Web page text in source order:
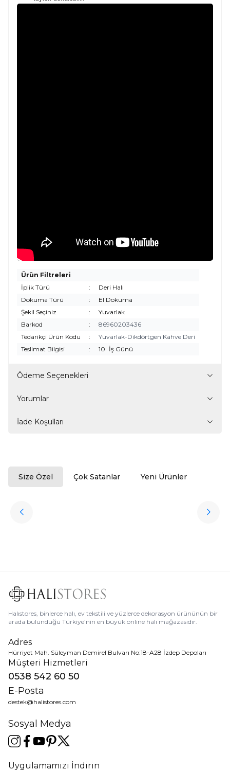
Ürün Filtreleri
İplik Türü
:
Deri Halı
Dokuma Türü
:
El Dokuma
Şekil Seçiniz
:
Yuvarlak
Barkod
:
86960203436
Tedarikçi Ürün Kodu
:
Yuvarlak-Dikdörtgen Kahve Deri
Teslimat Bilgisi
: 10 İş Günü
Ödeme Seçenekleri
Yorumlar
İade Koşulları
Size Özel Çok Satanlar Yeni Ürünler
Favorilere Ekle
Halıstores
3.909,80
Halıstores, binlerce halı, ev tekstili ve yüzlerce dekorasyon ürününün bir
arada bulunduğu Türkiye’nin en büyük online halı mağazasıdır.
Adres
Hürriyet Mah. Süleyman Demirel Bulvarı No:18-A28 İzdep Depoları
Müşteri Hizmetleri
0538 542 60 50
E-Posta
destek@halistores.com
Sosyal Medya
Uygulamamızı İndirin